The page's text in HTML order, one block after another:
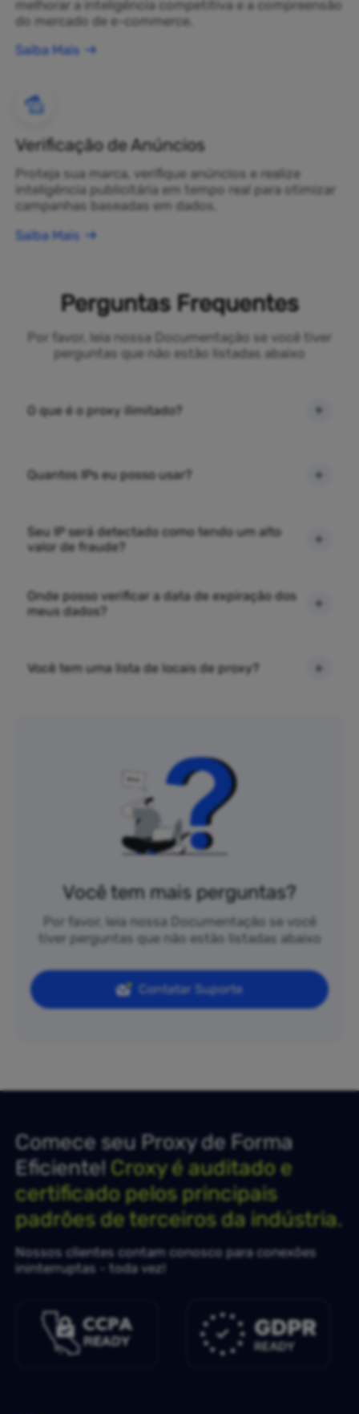
melhorar a inteligência competitiva e a compreensão
do mercado de e-commerce.
Saiba Mais
Verificação de Anúncios
Proteja sua marca, verifique anúncios e realize
inteligência publicitária em tempo real para otimizar
campanhas baseadas em dados.
Saiba Mais
Perguntas Frequentes
Por favor, leia nossa Documentação se você tiver
perguntas que não estão listadas abaixo
O que é o proxy ilimitado?
Quantos IPs eu posso usar?
Seu IP será detectado como tendo um alto
valor de fraude?
Onde posso verificar a data de expiração dos
meus dados?
Você tem uma lista de locais de proxy?
Você tem mais perguntas?
Por favor, leia nossa Documentação se você
tiver perguntas que não estão listadas abaixo
Contatar Suporte
Comece seu Proxy de Forma
Eficiente!Croxy é auditado e
certificado pelos principais
padrões de terceiros da indústria.
Nossos clientes contam conosco para conexões
ininterruptas - toda vez!